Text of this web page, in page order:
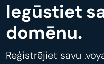
Iegūstiet
domēnu.
Reģistrējiet savu